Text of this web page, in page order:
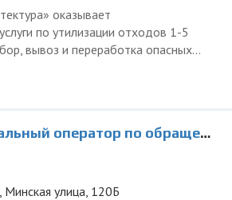
оказывает
по утилизации отходов 1-5
вывоз и переработка опасных...
оператор по обращению с ТКО»
Минская улица, 120Б